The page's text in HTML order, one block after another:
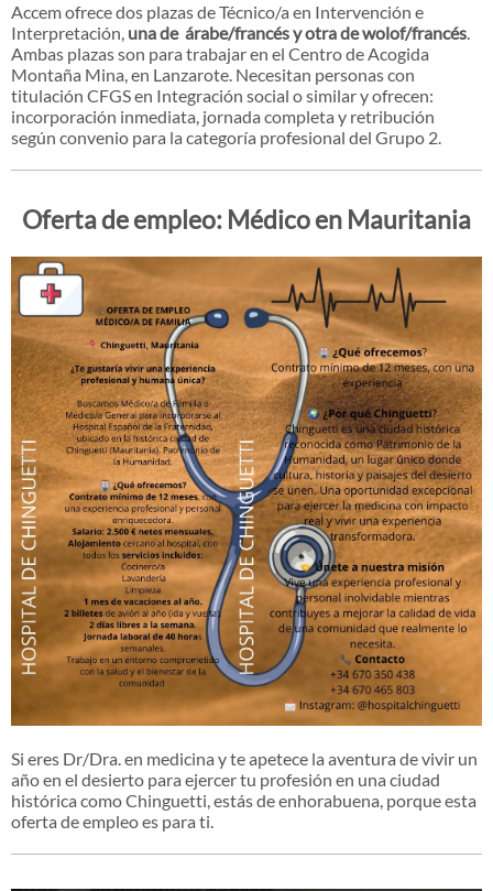
Accem ofrece dos plazas de Técnico/a en Intervención e
Interpretación, una de árabe/francés y otra de wolof/francés.
Ambas plazas son para trabajar en el Centro de Acogida
Montaña Mina, en Lanzarote. Necesitan personas con
titulación CFGS en Integración social o similar y ofrecen:
incorporación inmediata, jornada completa y retribución
según convenio para la categoría profesional del Grupo 2.
Oferta de empleo: Médico en Mauritania
Si eres Dr/Dra. en medicina y te apetece la aventura de vivir un
año en el desierto para ejercer tu profesión en una ciudad
histórica como Chinguetti, estás de enhorabuena, porque esta
oferta de empleo es para ti.